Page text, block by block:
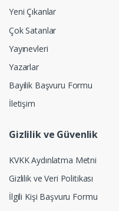
Yeni Çıkanlar
Çok Satanlar
Yayınevleri
Yazarlar
Bayilik Başvuru Formu
İletişim
Gizlilik ve Güvenlik
KVKK Aydınlatma Metni
Gizlilik ve Veri Politikası
İlgili Kişi Başvuru Formu